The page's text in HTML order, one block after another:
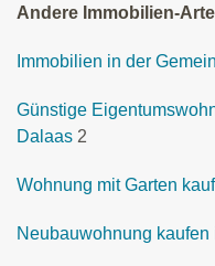
Andere Immobilien-
Immobilien in der
Günstige
Dalaas 2
Wohnung mit Garten
Neubauwohnung